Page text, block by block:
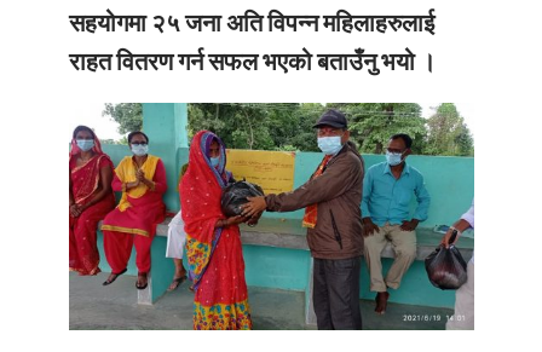
सहयोगमा २५ जना अति विपन्न महिलाहरुलाई
राहत वितरण गर्न सफल भएको बताउँनु भयो ।